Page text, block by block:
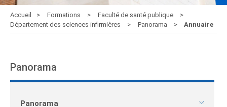
Accueil Formations
Faculté de santé publique
Département des sciences infirmières
Panorama Annuaire
Panorama
Panorama